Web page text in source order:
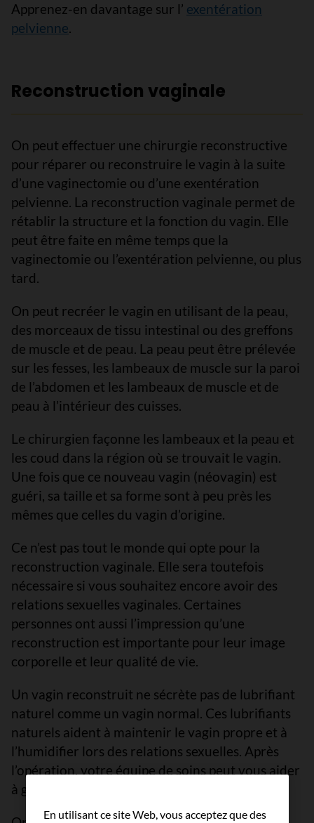
Apprenez-en davantage sur l’ exentération
pelvienne.
Reconstruction vaginale
On peut effectuer une chirurgie reconstructive
pour réparer ou reconstruire le vagin à la suite
d’une vaginectomie ou d’une exentération
pelvienne. La reconstruction vaginale permet de
rétablir la structure et la fonction du vagin. Elle
peut être faite en même temps que la
vaginectomie ou l’exentération pelvienne, ou plus
tard.
On peut recréer le vagin en utilisant de la peau,
des morceaux de tissu intestinal ou des greffons
de muscle et de peau. La peau peut être prélevée
sur les fesses, les lambeaux de muscle sur la paroi
de l’abdomen et les lambeaux de muscle et de
peau à l’intérieur des cuisses.
Le chirurgien façonne les lambeaux et la peau et
les coud dans la région où se trouvait le vagin.
Une fois que ce nouveau vagin (néovagin) est
guéri, sa taille et sa forme sont à peu près les
mêmes que celles du vagin d’origine.
Ce n’est pas tout le monde qui opte pour la
reconstruction vaginale. Elle sera toutefois
nécessaire si vous souhaitez encore avoir des
relations sexuelles vaginales. Certaines
personnes ont aussi l’impression qu’une
reconstruction est importante pour leur image
corporelle et leur qualité de vie.
Un vagin reconstruit ne sécrète pas de lubrifiant
naturel comme un vagin normal. Ces lubrifiants
naturels aident à maintenir le vagin propre et à
l’humidifier lors des relations sexuelles. Après
l’opération, votre équipe de soins peut vous aider
à gérer la sécheresse vaginale.
En utilisant ce site Web, vous acceptez que des